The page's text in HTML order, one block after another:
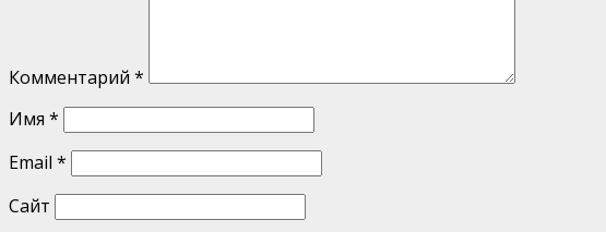
Комментарий *
Имя *
Email *
Сайт